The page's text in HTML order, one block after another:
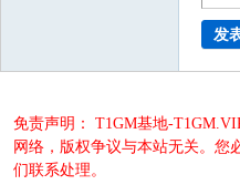
发
免责声明： T1GM基地-
网络，版权争议与本站无关。您
们联系处理。